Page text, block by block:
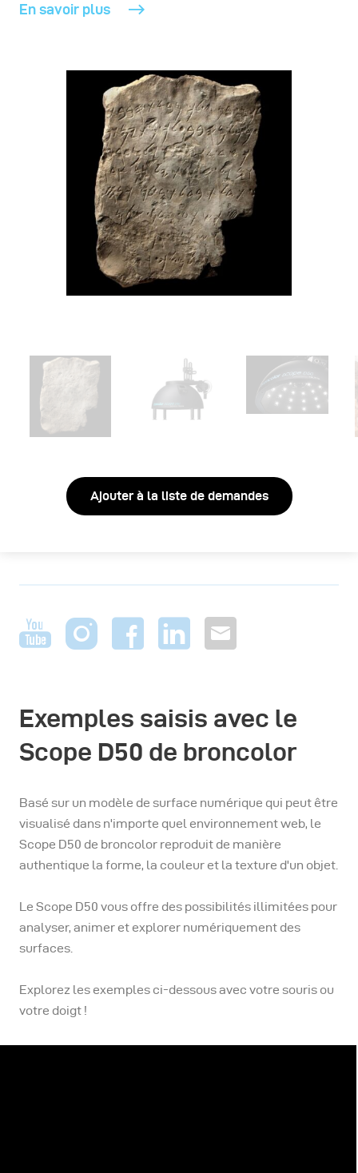
En savoir plus
Ajouter à la liste de demandes
Exemples saisis avec le
Scope D50 de broncolor
Basé sur un modèle de surface numérique qui peut être
visualisé dans n'importe quel environnement web, le
Scope D50 de broncolor reproduit de manière
authentique la forme, la couleur et la texture d'un objet.
Le Scope D50 vous offre des possibilités illimitées pour
analyser, animer et explorer numériquement des
surfaces.
Explorez les exemples ci-dessous avec votre souris ou
votre doigt !